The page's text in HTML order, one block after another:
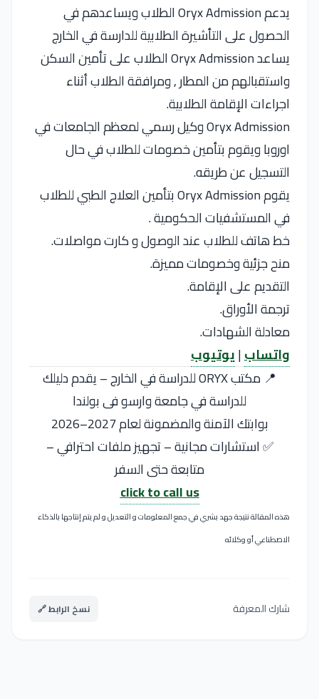
يدعم Oryx Admission الطلاب ويساعدهم في
الحصول على التأشيرة الطلابية للدارسة في الخارج
يساعد Oryx Admission الطلاب على تأمين السكن
واستقبالهم من المطار , ومرافقة الطلاب أثناء
اجراءات الإقامة الطلابية.
Oryx Admission وكيل رسمي لمعظم الجامعات في
اوروبا ويقوم بتأمين خصومات للطلاب في حال
التسجيل عن طريقه.
يقوم Oryx Admission بتأمين العلاج الطبي للطلاب
في المستشفيات الحكومية .
خط هاتف للطلاب عند الوصول و كارت مواصلات.
منح جزئية وخصومات مميزة.
التقديم على الإقامة.
ترجمة الأوراق.
معادلة الشهادات.
واتساب|يوتيوب
📍 مكتب ORYX للدراسة في الخارج – يقدم دليلك
للدراسة في جامعة وارسو فى بولندا
بوابتك الآمنة والمضمونة لعام 2027–2026
✅ استشارات مجانية – تجهيز ملفات احترافي –
متابعة حتى السفر
click to call us
هذه المقالة نتيجة جهد بشري في جمع المعلومات و التعديل و لم يتم إنتاجها بالذكاء
الاصطناعي أو وكلائه
شارك المعرفة نسخ الرابط 🔗